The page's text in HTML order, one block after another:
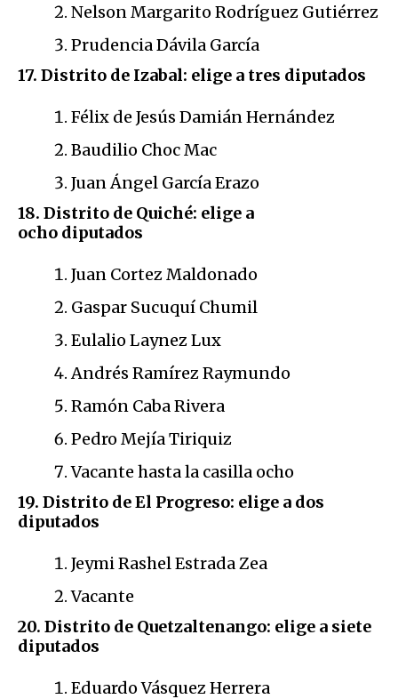
Nelson Margarito Rodríguez Gutiérrez
Prudencia Dávila García
17. Distrito de Izabal: elige a tres diputados
Félix de Jesús Damián Hernández
Baudilio Choc Mac
Juan Ángel García Erazo
18. Distrito de Quiché: elige a
ocho diputados
Juan Cortez Maldonado
Gaspar Sucuquí Chumil
Eulalio Laynez Lux
Andrés Ramírez Raymundo
Ramón Caba Rivera
Pedro Mejía Tiriquiz
Vacante hasta la casilla ocho
19. Distrito de El Progreso: elige a dos
diputados
Jeymi Rashel Estrada Zea
Vacante
20. Distrito de Quetzaltenango: elige a siete
diputados
Eduardo Vásquez Herrera